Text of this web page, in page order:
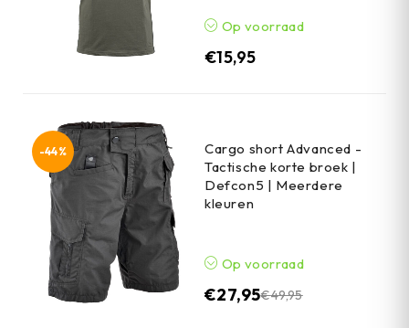
Op voorraad
€15,95
-44%
Cargo short Advanced -
Tactische korte broek |
Defcon5 | Meerdere
kleuren
Op voorraad
€49,95
€27,95